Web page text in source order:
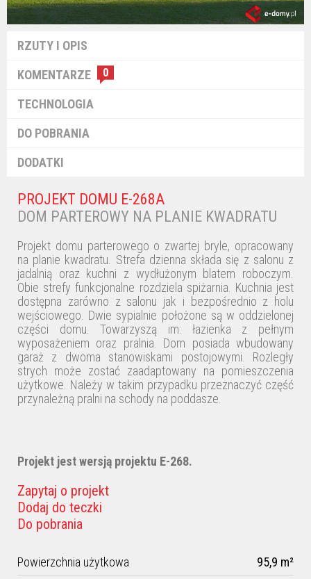
RZUTY I OPIS
KOMENTARZE
0
TECHNOLOGIA
DO POBRANIA
DODATKI
PROJEKT DOMU E-268A
DOM PARTEROWY NA PLANIE KWADRATU
Projekt domu parterowego o zwartej bryle, opracowany
na planie kwadratu. Strefa dzienna składa się z salonu z
jadalnią oraz kuchni z wydłużonym blatem roboczym.
Obie strefy funkcjonalne rozdziela spiżarnia. Kuchnia jest
dostępna zarówno z salonu jak i bezpośrednio z holu
wejściowego. Dwie sypialnie położone są w oddzielonej
części domu. Towarzyszą im: łazienka z pełnym
wyposażeniem oraz pralnia. Dom posiada wbudowany
garaż z dwoma stanowiskami postojowymi. Rozległy
strych może zostać zaadaptowany na pomieszczenia
użytkowe. Należy w takim przypadku przeznaczyć część
przynależną pralni na schody na poddasze.
Projekt jest wersją projektu E-268.
Zapytaj o projekt
Dodaj do teczki
Do pobrania
Powierzchnia użytkowa
95,9 m²